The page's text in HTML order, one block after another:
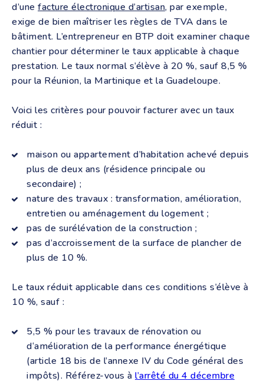
d’une facture électronique d’artisan, par exemple,
exige de bien maîtriser les règles de TVA dans le
bâtiment. L’entrepreneur en BTP doit examiner chaque
chantier pour déterminer le taux applicable à chaque
prestation. Le taux normal s’élève à 20 %, sauf 8,5 %
pour la Réunion, la Martinique et la Guadeloupe.
Voici les critères pour pouvoir facturer avec un taux
réduit :
maison ou appartement d’habitation achevé depuis
plus de deux ans (résidence principale ou
secondaire) ;
nature des travaux : transformation, amélioration,
entretien ou aménagement du logement ;
pas de surélévation de la construction ;
pas d’accroissement de la surface de plancher de
plus de 10 %.
Le taux réduit applicable dans ces conditions s’élève à
10 %, sauf :
5,5 % pour les travaux de rénovation ou
d‘amélioration de la performance énergétique
(article 18 bis de l’annexe IV du Code général des
impôts). Référez-vous à l’arrêté du 4 décembre